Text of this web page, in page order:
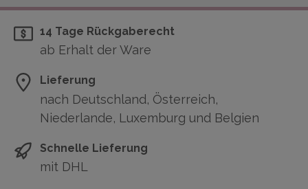
14 Tage Rückgaberecht
ab Erhalt der Ware
Lieferung
nach Deutschland, Österreich,
Niederlande, Luxemburg und Belgien
Schnelle Lieferung
mit DHL